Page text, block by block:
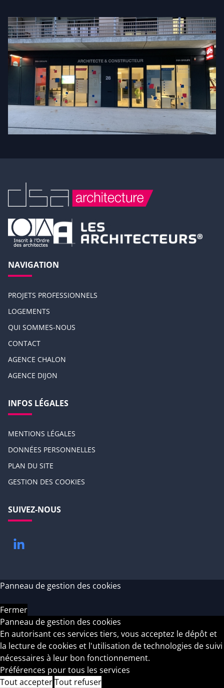
NAVIGATION
PROJETS PROFESSIONNELS
LOGEMENTS
QUI SOMMES-NOUS
CONTACT
AGENCE CHALON
AGENCE DIJON
INFOS LÉGALES
MENTIONS LÉGALES
DONNÉES PERSONNELLES
PLAN DU SITE
GESTION DES COOKIES
SUIVEZ-NOUS
LinkedIn
Panneau de gestion des cookies
Fermer
Panneau de gestion des cookies
En autorisant ces services tiers, vous acceptez le dépôt et
la lecture de cookies et l'utilisation de technologies de suivi
nécessaires à leur bon fonctionnement.
Préférences pour tous les services
Tout accepterTout refuser